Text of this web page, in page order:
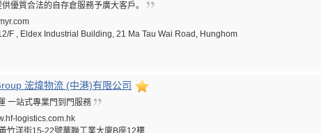
優質合法的自存倉服務予廣大客戶。
F , Eldex Industrial Building, 21 Ma Tau Wai Road, Hunghom
浤煒物流 (中港)有限公司
一站式專業門到門服務
logistics.com.hk